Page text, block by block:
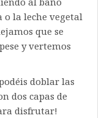
o la leche vegetal
que se
y vertemos
doblar las
dos capas de
disfrutar!